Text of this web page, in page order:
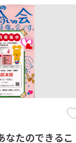
なたのできるこ